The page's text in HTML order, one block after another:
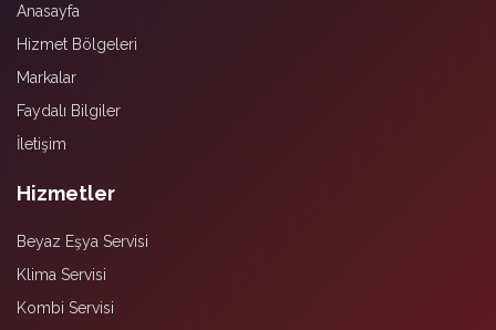
Anasayfa
Hizmet Bölgeleri
Markalar
Faydalı Bilgiler
İletişim
Hizmetler
Beyaz Eşya Servisi
Klima Servisi
Kombi Servisi